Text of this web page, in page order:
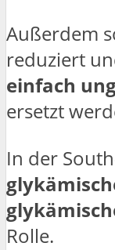
Außerdem
reduziert
einfach
ersetzt
In der
Rolle.